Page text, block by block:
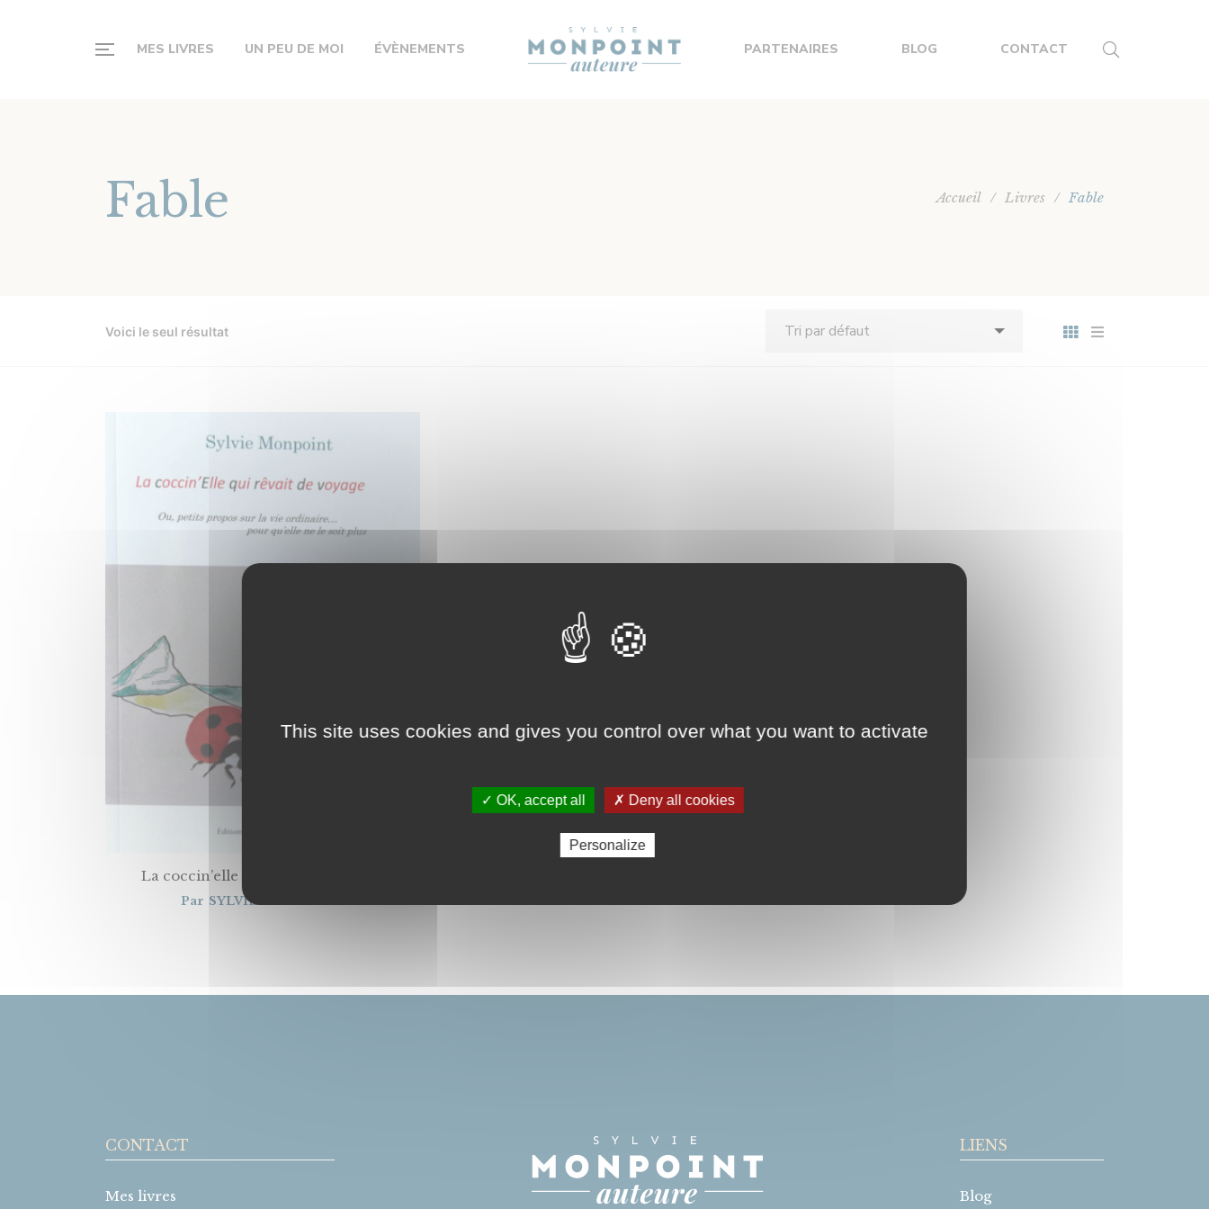
MES LIVRES UN PEU DE MOI ÉVÈNEMENTS PARTENAIRES BLOG CONTACT
Fable Accueil / Livres / Fable
Voici le seul résultat
La coccin’elle qui rêvait de voyage
Par SYLVIE MONPOINT
CONTACT
Mes livres
LIENS
Blog
This site uses cookies and gives you control over what you want to activate
✓ OK, accept all ✗ Deny all cookies
Personalize